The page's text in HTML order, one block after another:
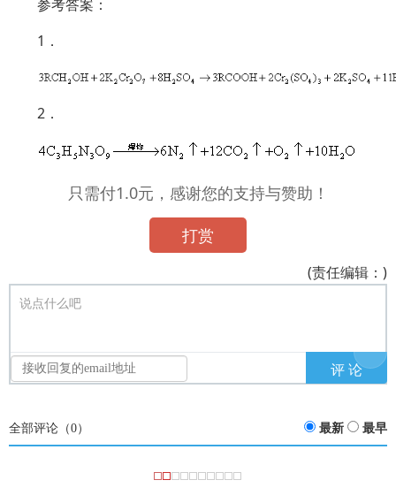
参考答案：
1．
2．
只需付1.0元，感谢您的支持与赞助！
打赏
(责任编辑：)
说点什么吧
全部评论（0） 最新 最早